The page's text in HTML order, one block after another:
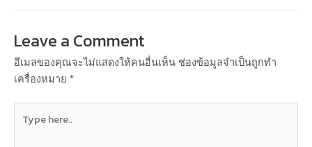
Leave a Comment
อีเมลของคุณจะไม่แสดงให้คนอื่นเห็น ช่องข้อมูลจำเป็นถูกทำ
เครื่องหมาย *
here..